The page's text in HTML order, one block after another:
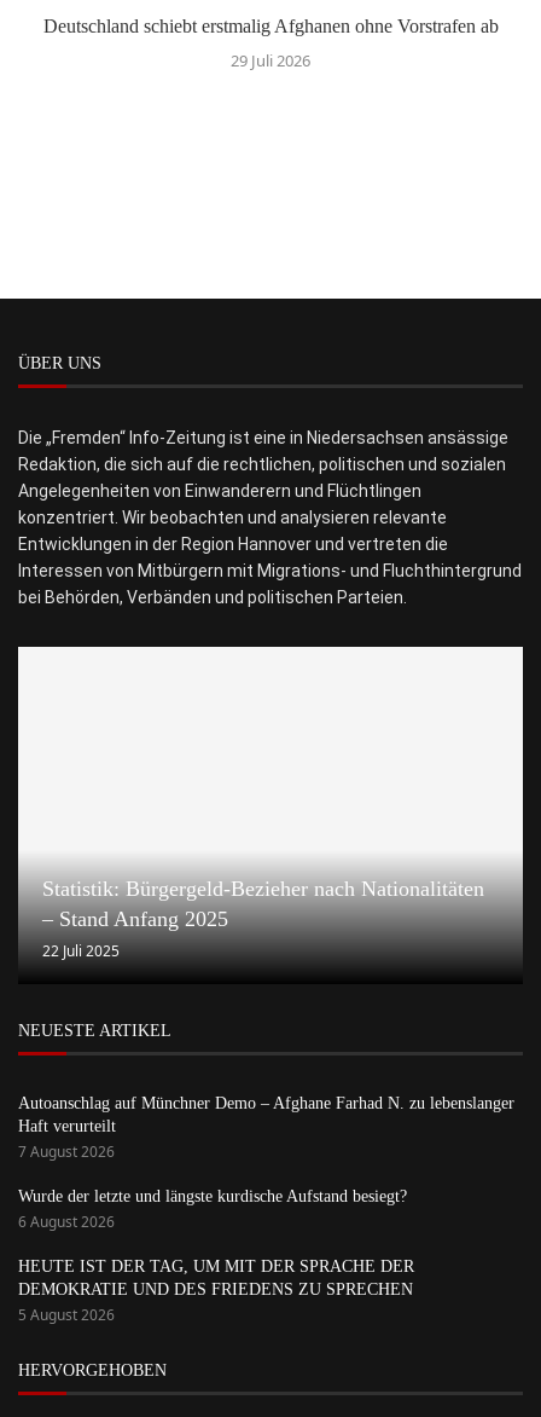
Deutschland schiebt erstmalig Afghanen ohne Vorstrafen ab
29 Juli 2026
ÜBER UNS
Die „Fremden“ Info-Zeitung ist eine in Niedersachsen ansässige
Redaktion, die sich auf die rechtlichen, politischen und sozialen
Angelegenheiten von Einwanderern und Flüchtlingen
konzentriert. Wir beobachten und analysieren relevante
Entwicklungen in der Region Hannover und vertreten die
Interessen von Mitbürgern mit Migrations- und Fluchthintergrund
bei Behörden, Verbänden und politischen Parteien.
Statistik: Bürgergeld-Bezieher nach Nationalitäten
– Stand Anfang 2025
22 Juli 2025
NEUESTE ARTIKEL
Autoanschlag auf Münchner Demo – Afghane Farhad N. zu lebenslanger
Haft verurteilt
7 August 2026
Wurde der letzte und längste kurdische Aufstand besiegt?
6 August 2026
HEUTE IST DER TAG, UM MIT DER SPRACHE DER
DEMOKRATIE UND DES FRIEDENS ZU SPRECHEN
5 August 2026
HERVORGEHOBEN